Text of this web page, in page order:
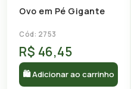
Ovo em Pé Gigante
Cód: 2753
R$ 46,45
🛍 Adicionar ao carrinho